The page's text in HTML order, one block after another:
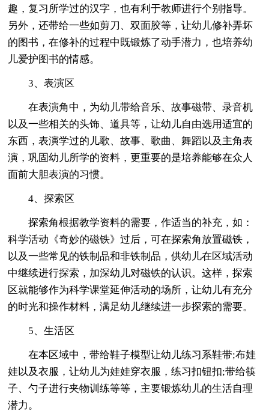
趣，复习所学过的汉字，也有利于教师进行个别指导。
另外，还带给一些如剪刀、双面胶等，让幼儿修补弄坏
的图书，在修补的过程中既锻炼了动手潜力，也培养幼
儿爱护图书的情感。
3、表演区
在表演角中，为幼儿带给音乐、故事磁带、录音机
以及一些相关的头饰、道具等，让幼儿自由选用适宜的
东西，表演学过的儿歌、故事、歌曲、舞蹈以及主角表
演，巩固幼儿所学的资料，更重要的是培养能够在众人
面前大胆表演的习惯。
4、探索区
探索角根据教学资料的需要，作适当的补充，如：
科学活动《奇妙的磁铁》过后，可在探索角放置磁铁，
以及一些常见的铁制品和非铁制品，供幼儿在区域活动
中继续进行探索，加深幼儿对磁铁的认识。这样，探索
区就能够作为科学课堂延伸活动的场所，让幼儿有充分
的时光和操作材料，满足幼儿继续进一步探索的需要。
5、生活区
在本区域中，带给鞋子模型让幼儿练习系鞋带;布娃
娃以及衣服，让幼儿为娃娃穿衣服，练习扣钮扣;带给筷
子、勺子进行夹物训练等等，主要锻炼幼儿的生活自理
潜力。